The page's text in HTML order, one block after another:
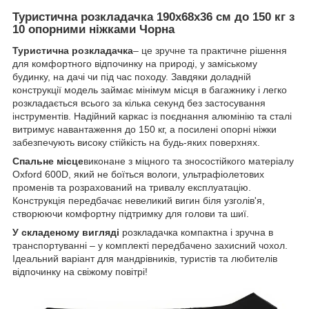
Туристична розкладачка 190x68x36 см до 150 кг з
10 опорними ніжками Чорна
Туристична розкладачка– це зручне та практичне рішення
для комфортного відпочинку на природі, у заміському
будинку, на дачі чи під час походу. Завдяки доладній
конструкції модель займає мінімум місця в багажнику і легко
розкладається всього за кілька секунд без застосування
інструментів. Надійний каркас із поєднання алюмінію та сталі
витримує навантаження до 150 кг, а посилені опорні ніжки
забезпечують високу стійкість на будь-яких поверхнях.
Спальне місцевиконане з міцного та зносостійкого матеріалу
Oxford 600D, який не боїться вологи, ультрафіолетових
променів та розрахований на тривалу експлуатацію.
Конструкція передбачає невеликий вигин біля узголів'я,
створюючи комфортну підтримку для голови та шиї.
У складеному вигляді розкладачка компактна і зручна в
транспортуванні – у комплекті передбачено захисний чохол.
Ідеальний варіант для мандрівників, туристів та любителів
відпочинку на свіжому повітрі!